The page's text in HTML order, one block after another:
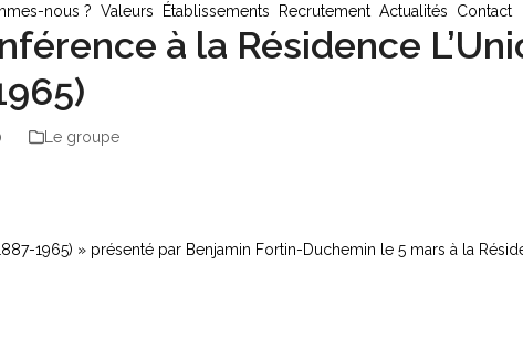
nous ? Valeurs Établissements Recrutement Actualités Contact
à la Résidence
Le groupe
1965) » présenté par Benjamin Fortin-Duchemin le 5 mars à la